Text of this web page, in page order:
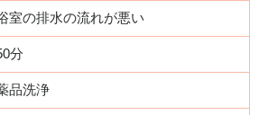
室の排水の流れが悪い
分
品洗浄